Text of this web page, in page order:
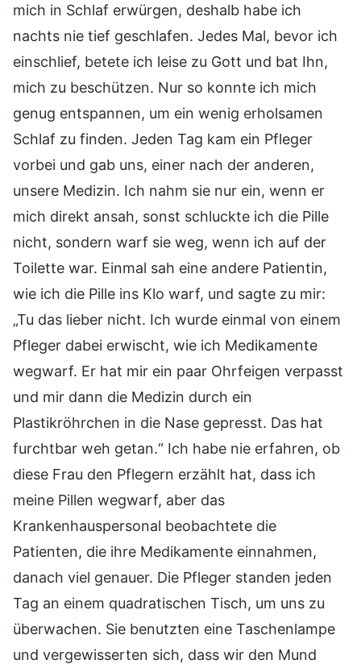
mich in Schlaf erwürgen, deshalb habe ich
nachts nie tief geschlafen. Jedes Mal, bevor ich
einschlief, betete ich leise zu Gott und bat Ihn,
mich zu beschützen. Nur so konnte ich mich
genug entspannen, um ein wenig erholsamen
Schlaf zu finden. Jeden Tag kam ein Pfleger
vorbei und gab uns, einer nach der anderen,
unsere Medizin. Ich nahm sie nur ein, wenn er
mich direkt ansah, sonst schluckte ich die Pille
nicht, sondern warf sie weg, wenn ich auf der
Toilette war. Einmal sah eine andere Patientin,
wie ich die Pille ins Klo warf, und sagte zu mir:
„Tu das lieber nicht. Ich wurde einmal von einem
Pfleger dabei erwischt, wie ich Medikamente
wegwarf. Er hat mir ein paar Ohrfeigen verpasst
und mir dann die Medizin durch ein
Plastikröhrchen in die Nase gepresst. Das hat
furchtbar weh getan.“ Ich habe nie erfahren, ob
diese Frau den Pflegern erzählt hat, dass ich
meine Pillen wegwarf, aber das
Krankenhauspersonal beobachtete die
Patienten, die ihre Medikamente einnahmen,
danach viel genauer. Die Pfleger standen jeden
Tag an einem quadratischen Tisch, um uns zu
überwachen. Sie benutzten eine Taschenlampe
und vergewisserten sich, dass wir den Mund